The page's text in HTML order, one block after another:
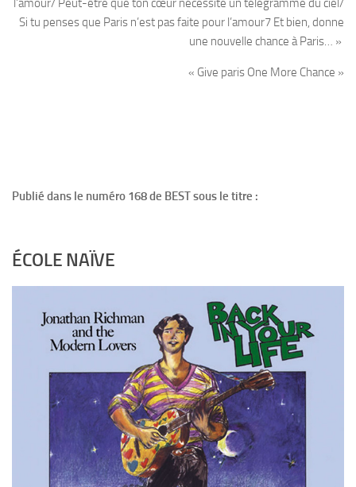
l’amour/ Peut-être que ton cœur nécessite un télégramme du ciel/
Si tu penses que Paris n’est pas faite pour l’amour7 Et bien, donne
une nouvelle chance à Paris… »
« Give paris One More Chance »
Publié dans le numéro 168 de BEST sous le titre :
ÉCOLE NAÏVE